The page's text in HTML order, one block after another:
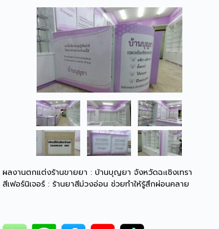
ผลงานตกแต่งร้านขายยา : บ้านบุญยา จังหวัดฉะเชิงเทรา
สีเฟอร์นิเจอร์ : ร้านยาสีม่วงอ่อน ช่วยทำให้รู้สึกผ่อนคลาย